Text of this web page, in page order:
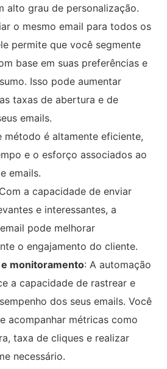
alto grau de personalização.
o mesmo email para todos os
permite que você segmente
base em suas preferências e
Isso pode aumentar
taxas de abertura e de
emails.
método é altamente eficiente,
e o esforço associados ao
emails.
a capacidade de enviar
e interessantes, a
pode melhorar
o engajamento do cliente.
monitoramento: A automação
a capacidade de rastrear e
dos seus emails. Você
acompanhar métricas como
taxa de cliques e realizar
necessário.